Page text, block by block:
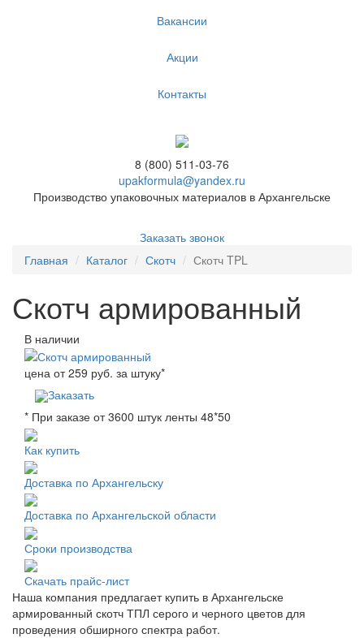
Вакансии
Акции
Контакты
8 (800) 511-03-76
upakformula@yandex.ru
Производство упаковочных материалов в Архангельске
Заказать звонок
Главная
Каталог Скотч Скотч TPL
Скотч армированный
В наличии
цена от259 руб. за штуку*
Заказать
* При заказе от 3600 штук ленты 48*50
Как купить
Доставка по Архангельску
Доставка по Архангельской области
Сроки производства
Скачать прайс-лист
Наша компания предлагает купить в Архангельске
армированный скотч ТПЛ серого и черного цветов для
проведения обширного спектра работ.